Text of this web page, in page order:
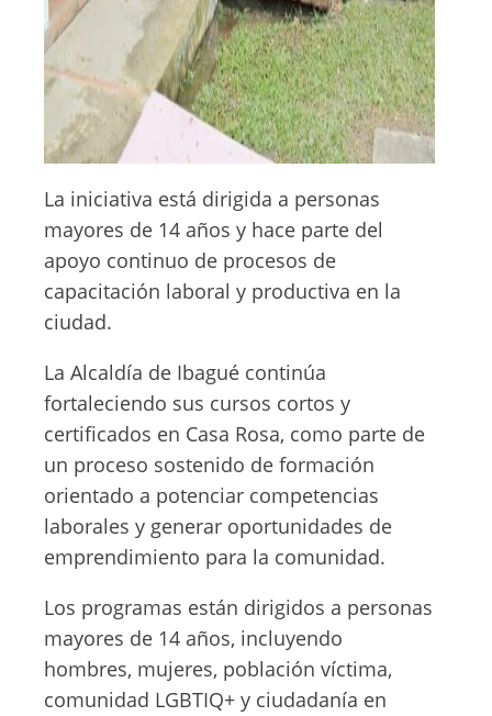
La iniciativa está dirigida a personas
mayores de 14 años y hace parte del
apoyo continuo de procesos de
capacitación laboral y productiva en la
ciudad.
La Alcaldía de Ibagué continúa
fortaleciendo sus cursos cortos y
certificados en Casa Rosa, como parte de
un proceso sostenido de formación
orientado a potenciar competencias
laborales y generar oportunidades de
emprendimiento para la comunidad.
Los programas están dirigidos a personas
mayores de 14 años, incluyendo
hombres, mujeres, población víctima,
comunidad LGBTIQ+ y ciudadanía en